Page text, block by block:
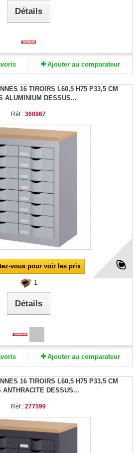
Détails
Ajouter au comparateur
16 TIROIRS L60,5 H75 P33,5 CM
ALUMINIUM DESSUS...
Réf : 368967
vous pour voir les prix
1
Détails
Ajouter au comparateur
16 TIROIRS L60,5 H75 P33,5 CM
ANTHRACITE DESSUS...
Réf : 277599